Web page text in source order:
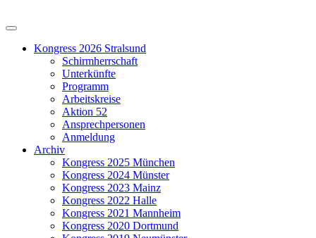
Kongress 2026 Stralsund
Schirmherrschaft
Unterkünfte
Programm
Arbeitskreise
Aktion 52
Ansprechpersonen
Anmeldung
Archiv
Kongress 2025 München
Kongress 2024 Münster
Kongress 2023 Mainz
Kongress 2022 Halle
Kongress 2021 Mannheim
Kongress 2020 Dortmund